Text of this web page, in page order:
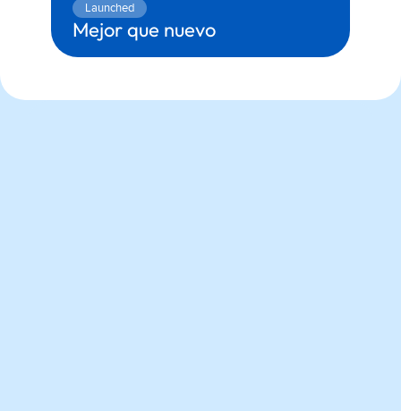
Launched
Mejor que nuevo
Territory: